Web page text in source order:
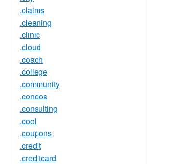
.claims
.cleaning
.clinic
.cloud
.coach
.college
.community
.condos
.consulting
.cool
.coupons
.credit
.creditcard